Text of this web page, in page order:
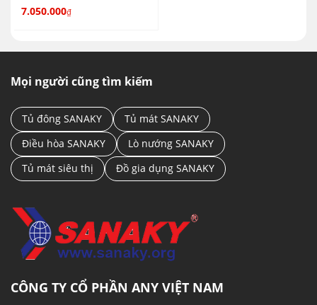
Được
5
7.050.000₫
Mọi người cũng tìm kiếm
Tủ đông SANAKY
Tủ mát SANAKY
Điều hòa SANAKY
Lò nướng SANAKY
Tủ mát siêu thị
Đồ gia dụng SANAKY
CÔNG TY CỔ PHẦN ANY VIỆT NAM